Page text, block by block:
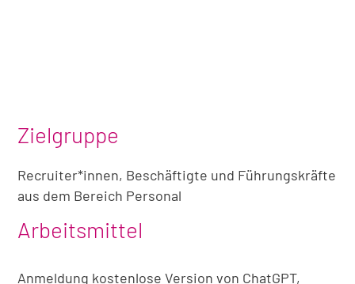
Zielgruppe
Recruiter*innen, Beschäftigte und Führungskräfte
aus dem Bereich Personal
Arbeitsmittel
Anmeldung kostenlose Version von ChatGPT,